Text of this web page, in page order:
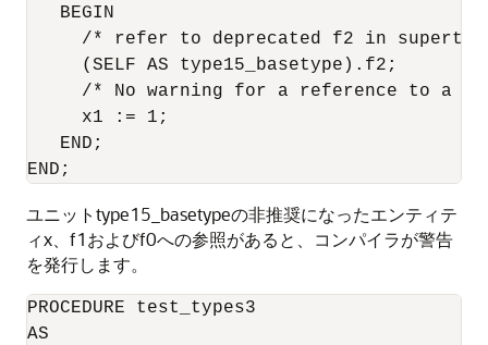
   BEGIN
/* refer to deprecated f2 in
     (SELF AS type15_basetype).f2;
/* No warning for a reference to a
     x1 := 1;
   END;
ユニットtype15_basetypeの非推奨になったエンティテ
ィx、f1およびf0への参照があると、コンパイラが警告
を発行します。
PROCEDURE test_types3
AS